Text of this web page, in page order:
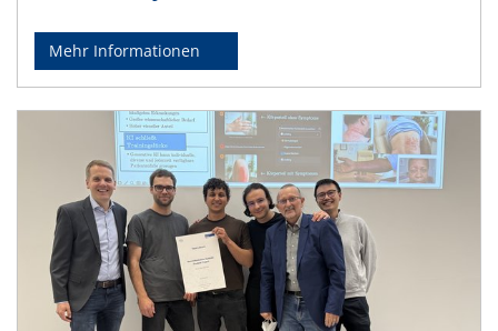
Mehr Informationen